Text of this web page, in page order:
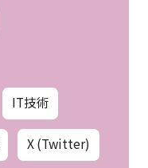
IT技術
X (Twitter)